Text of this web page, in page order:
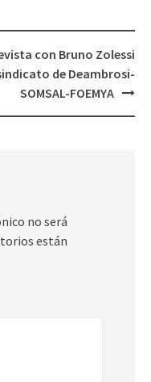
con Bruno Zolessi
de Deambrosi-
SOMSAL-FOEMYA
no será
están